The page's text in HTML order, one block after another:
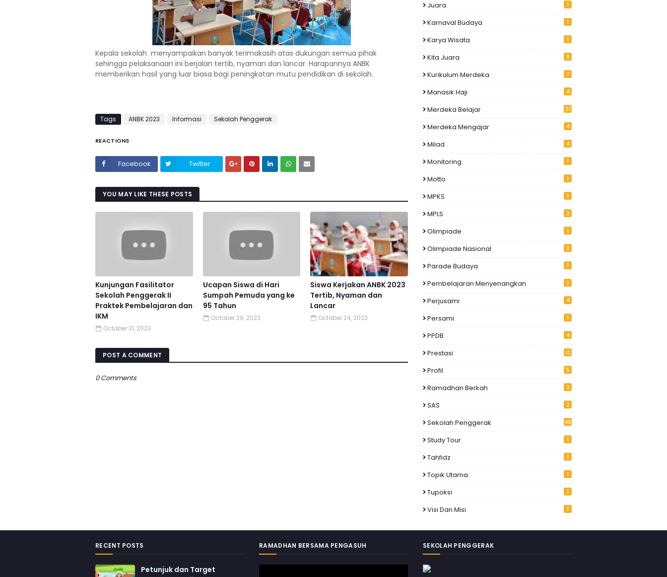
Kepala sekolah menyampaikan banyak terimakasih atas dukungan semua pihak
sehingga pelaksanaan ini berjalan tertib, nyaman dan lancar. Harapannya ANBK
memberikan hasil yang luar biasa bagi peningkatan mutu pendidikan di sekolah.
Tags ANBK 2023 Informasi Sekolah Penggerak
REACTIONS
Facebook Twitter
YOU MAY LIKE THESE POSTS
Kunjungan Fasilitator
Sekolah Penggerak II
Praktek Pembelajaran dan
IKM
October 31, 2023
Ucapan Siswa di Hari
Sumpah Pemuda yang ke
95 Tahun
October 29, 2023
Siswa Kerjakan ANBK 2023
Tertib, Nyaman dan
Lancar
October 24, 2023
POST A COMMENT
0 Comments
Juara 1
Karnaval Budaya 1
Karya Wisata 1
Kita Juara 8
Kurikulum Merdeka 7
Manasik Haji 4
Merdeka Belajar 31
Merdeka Mengajar 4
Milad 4
Monitoring 1
Motto 1
MPKS 1
MPLS 2
Olimpiade 1
Olimpiade Nasional 2
Parade Budaya 1
Pembelajaran Menyenangkan 1
Perjusami 4
Persami 1
PPDB 4
Prestasi 12
Profil 5
Ramadhan Berkah 2
SAS 2
Sekolah Penggerak 49
Study Tour 1
Tahfidz 1
Topik Utama 1
Tupoksi 1
Visi Dan Misi 1
RECENT POSTS
Petunjuk dan Target
RAMADHAN BERSAMA PENGASUH SEKOLAH PENGGERAK